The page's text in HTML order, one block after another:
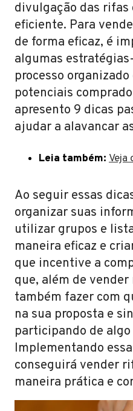
divulgação das rifas
eficiente. Para
de forma eficaz, é
algumas
processo
potenciais
apresento 9 dicas
ajudar a alavancar
Leia também: Veja
Ao seguir essas
organizar suas
utilizar grupos e
maneira eficaz e
que incentive a
que, além de
também fazer com
na sua proposta e
participando de
Implementando
conseguirá vender
maneira prática e